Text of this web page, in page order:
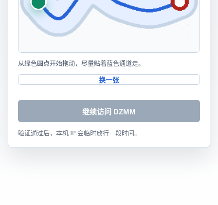
从绿色圆点开始拖动，尽量贴着蓝色通道走。
换一张
继续访问 DZMM
验证通过后，本机 IP 会临时放行一段时间。